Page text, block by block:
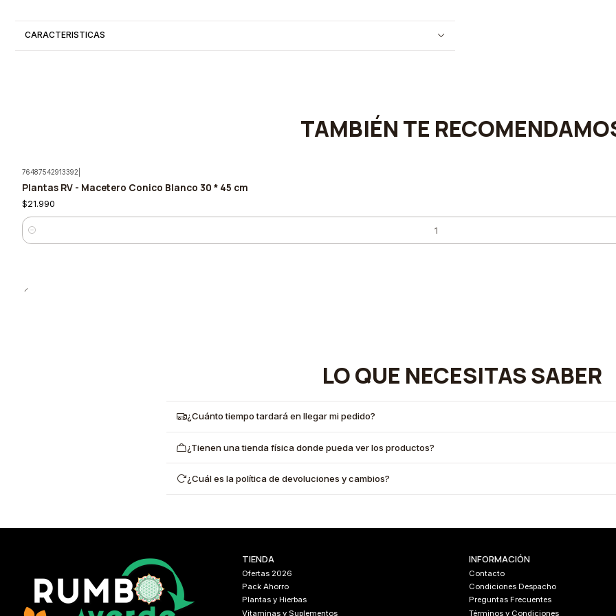
CARACTERISTICAS
TAMBIÉN TE
76487542913392
Plantas RV - Macetero Conico Blanco 30 * 45 cm
$21.990
Cantidad
LO QUE NECESITAS SABER
¿Cuánto tiempo tardará en llegar mi pedido?
¿Tienen una tienda física donde pueda ver los productos?
¿Cuál es la política de devoluciones y cambios?
TIENDA
Ofertas 2026
Pack Ahorro
Plantas y Hierbas
Vitaminas y Suplementos
INFORMACIÓN
Contacto
Condiciones Despacho
Preguntas Frecuentes
Términos y Condiciones